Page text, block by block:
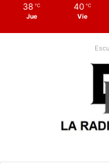
38 ℃
Jue
40 ℃
Vie